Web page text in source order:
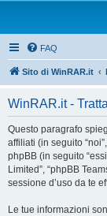
FAQ
Sito di WinRAR.it
WinRAR.it -
Questo paragrafo
affiliati (in seguito
phpBB (in seguito
Limited”, “phpBB
sessione d’uso da te
Le tue informazioni